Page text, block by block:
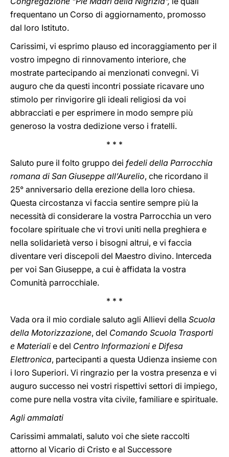
frequentano un Corso di aggiornamento, promosso
dal loro Istituto.
Carissimi, vi esprimo plauso ed incoraggiamento per il
vostro impegno di rinnovamento interiore, che
mostrate partecipando ai menzionati convegni. Vi
auguro che da questi incontri possiate ricavare uno
stimolo per rinvigorire gli ideali religiosi da voi
abbracciati e per esprimere in modo sempre più
generoso la vostra dedizione verso i fratelli.
* * *
Saluto pure il folto gruppo dei fedeli della Parrocchia
romana di San Giuseppe all’Aurelio, che ricordano il
25° anniversario della erezione della loro chiesa.
Questa circostanza vi faccia sentire sempre più la
necessità di considerare la vostra Parrocchia un vero
focolare spirituale che vi trovi uniti nella preghiera e
nella solidarietà verso i bisogni altrui, e vi faccia
diventare veri discepoli del Maestro divino. Interceda
per voi San Giuseppe, a cui è affidata la vostra
Comunità parrocchiale.
* * *
Vada ora il mio cordiale saluto agli Allievi della Scuola
della Motorizzazione, del Comando Scuola Trasporti
e Materiali e del Centro Informazioni e Difesa
Elettronica, partecipanti a questa Udienza insieme con
i loro Superiori. Vi ringrazio per la vostra presenza e vi
auguro successo nei vostri rispettivi settori di impiego,
come pure nella vostra vita civile, familiare e spirituale.
Agli ammalati
Carissimi ammalati, saluto voi che siete raccolti
attorno al Vicario di Cristo e al Successore